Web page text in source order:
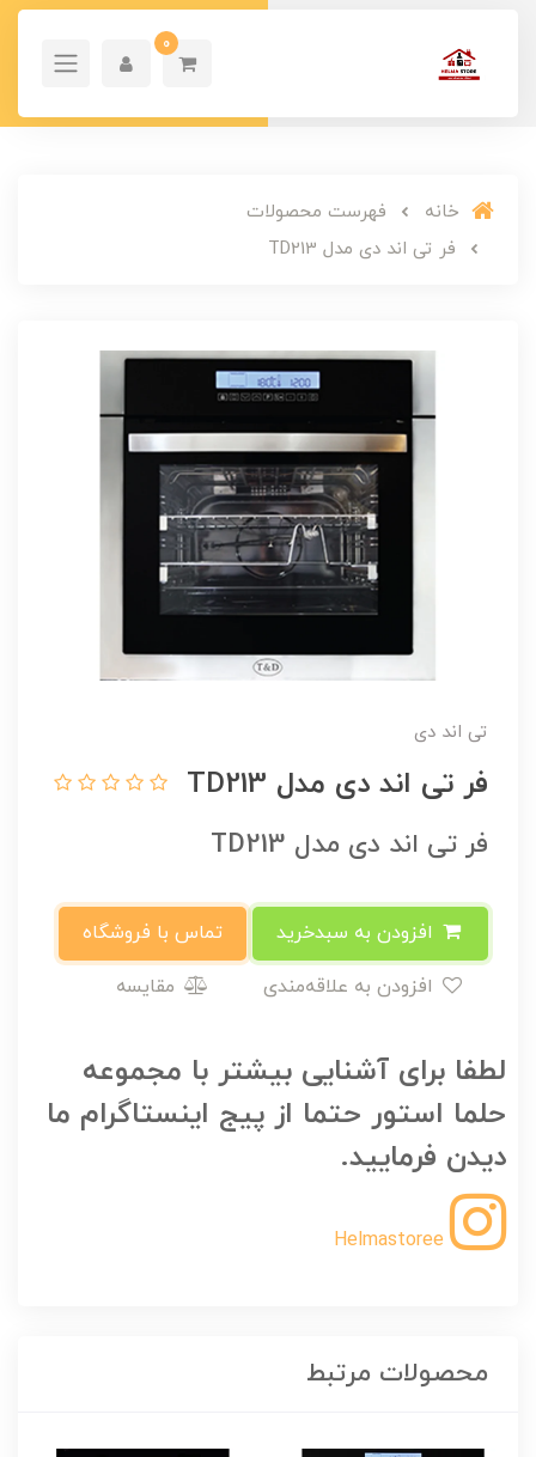
0
خانه
فهرست محصولات
فر تی اند دی مدل TD213
تی اند دی
فر تی اند دی مدل TD213
فر تی اند دی مدل TD213
تماس با فروشگاه
مقایسه
لطفا برای آشنایی بیشتر با مجموعه
حلما استور حتما از پیج اینستاگرام ما
دیدن فرمایید.
Helmastoree
محصولات مرتبط